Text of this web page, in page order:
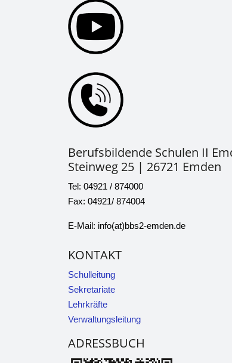
Berufsbildende Schulen II
Steinweg 25 | 26721 Emden
Tel: 04921 / 874000
Fax: 04921/ 874004
E-Mail: info(at)bbs2-emden.de
KONTAKT
Schulleitung
Sekretariate
Lehrkräfte
Verwaltungsleitung
ADRESSBUCH